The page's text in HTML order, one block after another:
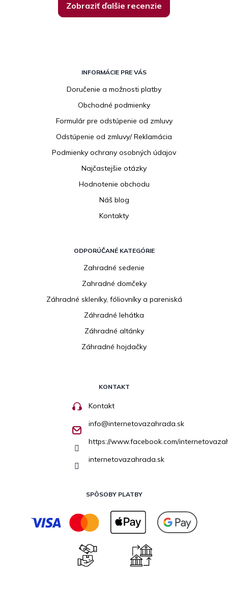
Zobraziť ďalšie recenzie
INFORMÁCIE PRE VÁS
Doručenie a možnosti platby
Obchodné podmienky
Formulár pre odstúpenie od zmluvy
Odstúpenie od zmluvy/ Reklamácia
Podmienky ochrany osobných údajov
Najčastejšie otázky
Hodnotenie obchodu
Náš blog
Kontakty
ODPORÚČANÉ KATEGÓRIE
Zahradné sedenie
Zahradné domčeky
Záhradné skleníky, fóliovníky a pareniská
Záhradné lehátka
Záhradné altánky
Záhradné hojdačky
KONTAKT
Kontakt
info@internetovazahrada.sk
https://www.facebook.com/
internetovazahrada.sk
SPÔSOBY PLATBY